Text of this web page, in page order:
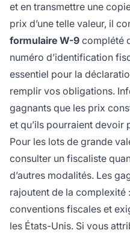
et en transmettre une
prix d’une telle valeur, il
formulaire W-9 complété
numéro d’identification
essentiel pour la
remplir vos obligations.
gagnants que les prix
et qu’ils pourraient devoir
Pour les lots de grande
consulter un fiscaliste
d’autres modalités. Les
rajoutent de la complexité
conventions fiscales et
les États-Unis. Si vous